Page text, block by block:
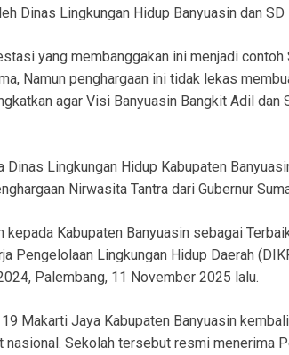
Dinas Lingkungan Hidup Banyuasin dan
yang membanggakan ini menjadi
Namun penghargaan ini tidak lekas
agar Visi Banyuasin Bangkit Adil dan
Lingkungan Hidup Kabupaten
Nirwasita Tantra dari Gubernur
kepada Kabupaten Banyuasin sebagai
Pengelolaan Lingkungan Hidup Daerah
Palembang, 11 November 2025 lalu.
Makarti Jaya Kabupaten Banyuasin
nasional. Sekolah tersebut resmi menerima